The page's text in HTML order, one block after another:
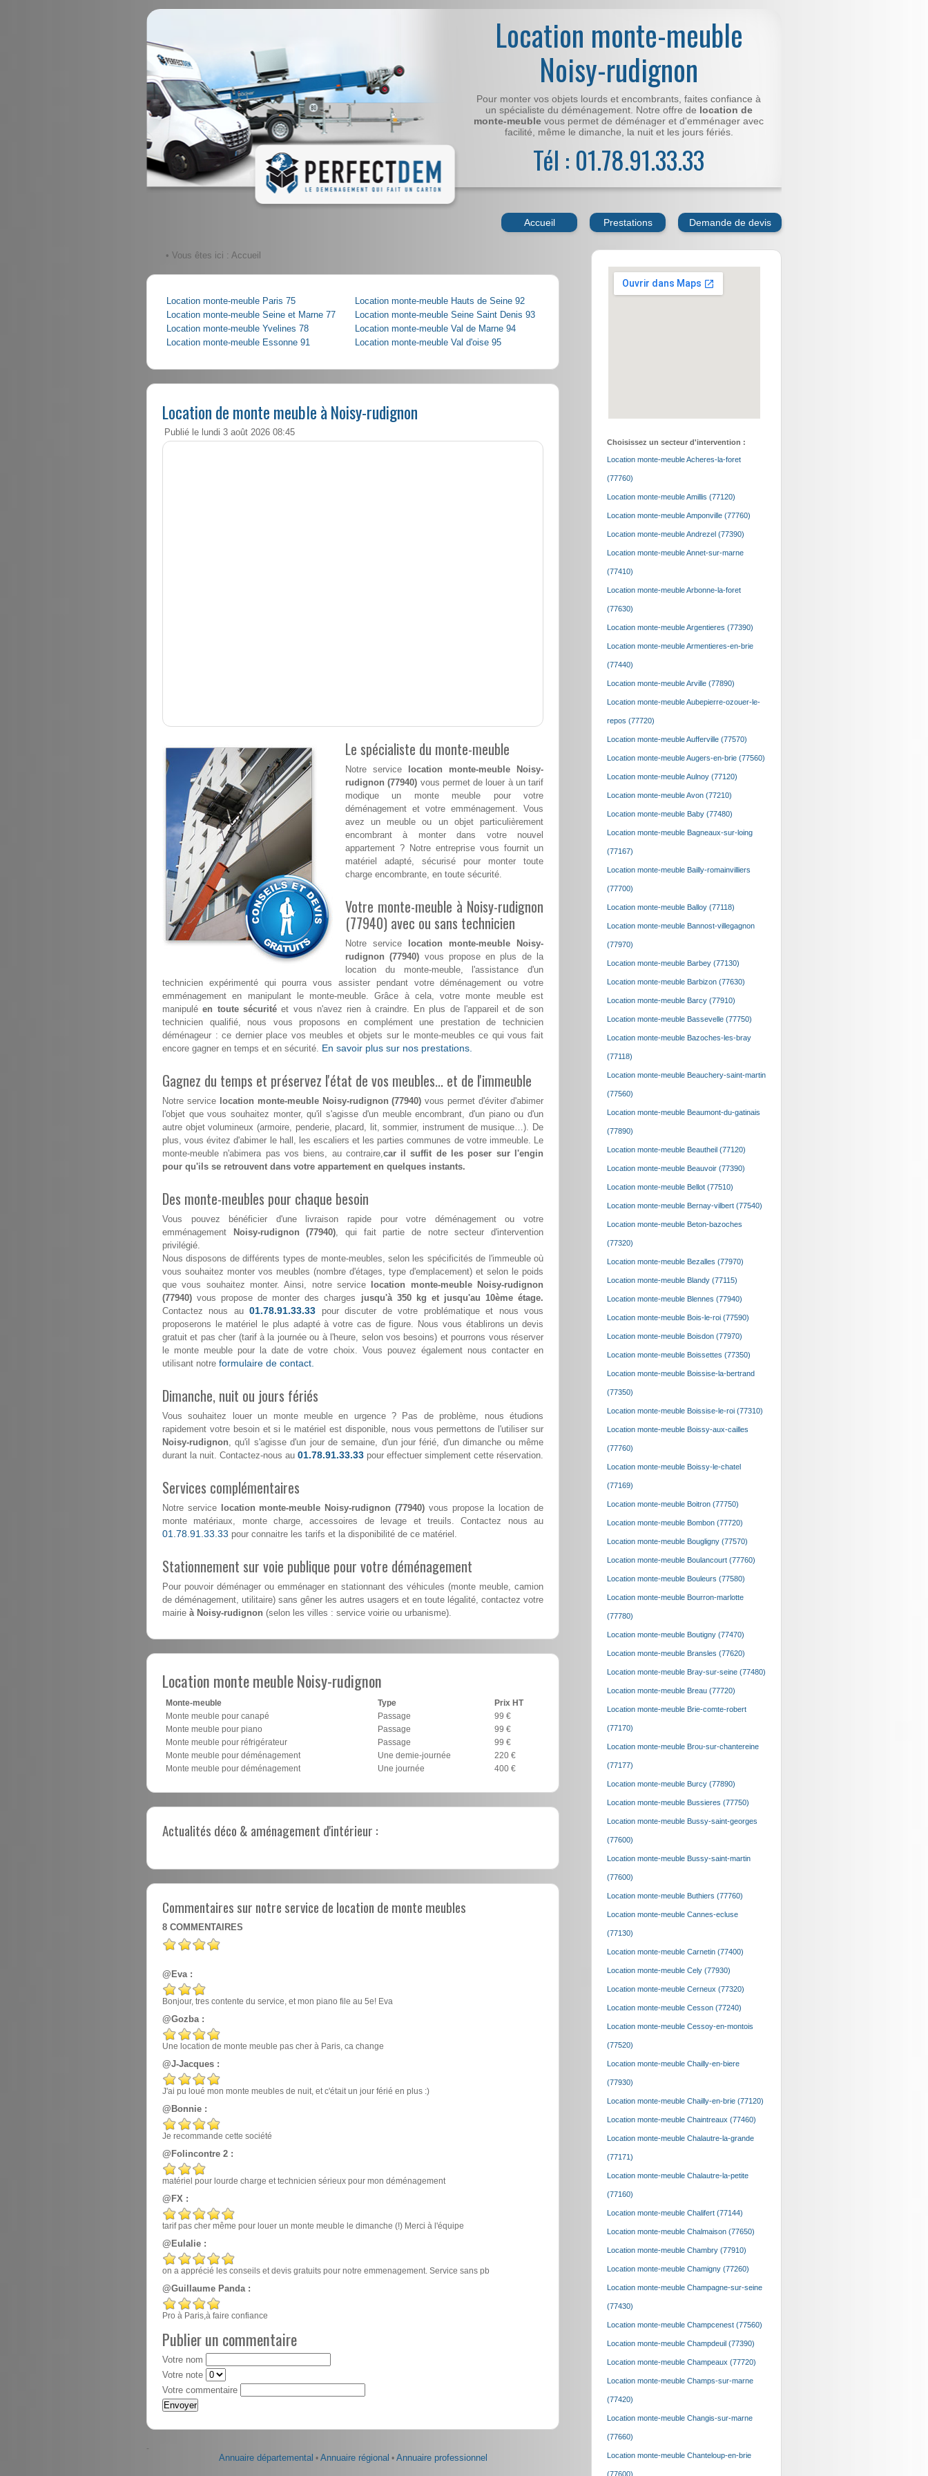
Location monte-meuble
Noisy-rudignon
Pour monter vos objets lourds et encombrants, faites confiance à
un spécialiste du déménagement. Notre offre de location de
monte-meuble vous permet de déménager et d'emménager avec
facilité, même le dimanche, la nuit et les jours fériés.
Tél : 01.78.91.33.33
Accueil Prestations Demande de devis
• Vous êtes ici : Accueil
Location monte-meuble Paris 75
Location monte-meuble Seine et Marne 77
Location monte-meuble Yvelines 78
Location monte-meuble Essonne 91
Location monte-meuble Hauts de Seine 92
Location monte-meuble Seine Saint Denis 93
Location monte-meuble Val de Marne 94
Location monte-meuble Val d'oise 95
Location de monte meuble à Noisy-rudignon
Publié le lundi 3 août 2026 08:45
Le spécialiste du monte-meuble
Notre service
location monte-meuble Noisy-
rudignon (77940) vous permet de louer à un tarif
modique un monte meuble pour votre
déménagement et votre emménagement. Vous
avez un meuble ou un objet particulièrement
encombrant à monter dans votre nouvel
appartement ? Notre entreprise vous fournit un
matériel adapté, sécurisé pour monter toute
charge encombrante, en toute sécurité.
Votre monte-meuble à Noisy-rudignon
(77940) avec ou sans technicien
Notre service
location monte-meuble Noisy-
rudignon (77940) vous propose en plus de la
location du monte-meuble, l'assistance d'un
technicien expérimenté qui pourra vous assister pendant votre déménagement ou votre
emménagement en manipulant le monte-meuble. Grâce à cela, votre monte meuble est
manipuléen toute sécuritéet vous n'avez rien à craindre. En plus de l'appareil et de son
technicien qualifié, nous vous proposons en complément une prestation de technicien
déménageur : ce dernier place vos meubles et objets sur le monte-meubles ce qui vous fait
encore gagner en temps et en sécurité. En savoir plus sur nos prestations.
Gagnez du temps et préservez l'état de vos meubles... et de l'immeuble
Notre service location monte-meuble Noisy-rudignon (77940) vous permet d'éviter d'abimer
l'objet que vous souhaitez monter, qu'il s'agisse d'un meuble encombrant, d'un piano ou d'un
autre objet volumineux (armoire, penderie, placard, lit, sommier, instrument de musique…). De
plus, vous évitez d'abimer le hall, les escaliers et les parties communes de votre immeuble. Le
monte-meuble n'abimera pas vos biens, au contraire,car il suffit de les poser sur l'engin
pour qu'ils se retrouvent dans votre appartement en quelques instants.
Des monte-meubles pour chaque besoin
Vous pouvez bénéficier d'une livraison rapide pour votre déménagement ou votre
emménagement
Noisy-rudignon (77940), qui fait partie de notre secteur d'intervention
privilégié.
Nous disposons de différents types de monte-meubles, selon les spécificités de l'immeuble où
vous souhaitez monter vos meubles (nombre d'étages, type d'emplacement) et selon le poids
que vous souhaitez monter. Ainsi, notre service
location monte-meuble Noisy-rudignon
(77940) vous propose de monter des charges jusqu'à 350 kg et jusqu'au 10ème étage.
Contactez nous au01.78.91.33.33 pour discuter de votre problématique et nous vous
proposerons le matériel le plus adapté à votre cas de figure. Nous vous établirons un devis
gratuit et pas cher (tarif à la journée ou à l'heure, selon vos besoins) et pourrons vous réserver
le monte meuble pour la date de votre choix. Vous pouvez également nous contacter en
utilisant notre formulaire de contact.
Dimanche, nuit ou jours fériés
Vous souhaitez louer un monte meuble en urgence ? Pas de problème, nous étudions
rapidement votre besoin et si le matériel est disponible, nous vous permettons de l'utiliser sur
Noisy-rudignon, qu'il s'agisse d'un jour de semaine, d'un jour férié, d'un dimanche ou même
durant la nuit. Contactez-nous au 01.78.91.33.33 pour effectuer simplement cette réservation.
Services complémentaires
Notre service location monte-meuble Noisy-rudignon (77940) vous propose la location de
monte matériaux, monte charge, accessoires de levage et treuils. Contactez nous au
01.78.91.33.33 pour connaitre les tarifs et la disponibilité de ce matériel.
Stationnement sur voie publique pour votre déménagement
Pour pouvoir déménager ou emménager en stationnant des véhicules (monte meuble, camion
de déménagement, utilitaire) sans gêner les autres usagers et en toute légalité, contactez votre
mairie à Noisy-rudignon (selon les villes : service voirie ou urbanisme).
Location monte meuble Noisy-rudignon
Monte-meuble Type
Prix HT
Monte meuble pour canapé
Passage
99 €
Monte meuble pour piano
Passage
99 €
Monte meuble pour réfrigérateur
Passage
99 €
Monte meuble pour déménagement
Une demie-journée
220 €
Monte meuble pour déménagement
Une journée 400 €
Actualités déco & aménagement d'intérieur :
Commentaires sur notre service de location de monte meubles
8 COMMENTAIRES
@Eva :
Bonjour, tres contente du service, et mon piano file au 5e! Eva
@Gozba :
Une location de monte meuble pas cher à Paris, ca change
@J-Jacques :
J'ai pu loué mon monte meubles de nuit, et c'était un jour férié en plus :)
@Bonnie :
Je recommande cette société
@Folincontre 2 :
matériel pour lourde charge et technicien sérieux pour mon déménagement
@FX :
tarif pas cher même pour louer un monte meuble le dimanche (!) Merci à l'équipe
@Eulalie :
on a apprécié les conseils et devis gratuits pour notre emmenagement. Service sans pb
@Guillaume Panda :
Pro à Paris,à faire confiance
Publier un commentaire
Votre nom
Votre note
Votre commentaire
-
Annuaire départemental • Annuaire régional • Annuaire professionnel
Choisissez un secteur d'intervention :
Location monte-meuble Acheres-la-foret
(77760)
Location monte-meuble Amillis (77120)
Location monte-meuble Amponville (77760)
Location monte-meuble Andrezel (77390)
Location monte-meuble Annet-sur-marne
(77410)
Location monte-meuble Arbonne-la-foret
(77630)
Location monte-meuble Argentieres (77390)
Location monte-meuble Armentieres-en-brie
(77440)
Location monte-meuble Arville (77890)
Location monte-meuble Aubepierre-ozouer-le-
repos (77720)
Location monte-meuble Aufferville (77570)
Location monte-meuble Augers-en-brie (77560)
Location monte-meuble Aulnoy (77120)
Location monte-meuble Avon (77210)
Location monte-meuble Baby (77480)
Location monte-meuble Bagneaux-sur-loing
(77167)
Location monte-meuble Bailly-romainvilliers
(77700)
Location monte-meuble Balloy (77118)
Location monte-meuble Bannost-villegagnon
(77970)
Location monte-meuble Barbey (77130)
Location monte-meuble Barbizon (77630)
Location monte-meuble Barcy (77910)
Location monte-meuble Bassevelle (77750)
Location monte-meuble Bazoches-les-bray
(77118)
Location monte-meuble Beauchery-saint-martin
(77560)
Location monte-meuble Beaumont-du-gatinais
(77890)
Location monte-meuble Beautheil (77120)
Location monte-meuble Beauvoir (77390)
Location monte-meuble Bellot (77510)
Location monte-meuble Bernay-vilbert (77540)
Location monte-meuble Beton-bazoches
(77320)
Location monte-meuble Bezalles (77970)
Location monte-meuble Blandy (77115)
Location monte-meuble Blennes (77940)
Location monte-meuble Bois-le-roi (77590)
Location monte-meuble Boisdon (77970)
Location monte-meuble Boissettes (77350)
Location monte-meuble Boissise-la-bertrand
(77350)
Location monte-meuble Boissise-le-roi (77310)
Location monte-meuble Boissy-aux-cailles
(77760)
Location monte-meuble Boissy-le-chatel
(77169)
Location monte-meuble Boitron (77750)
Location monte-meuble Bombon (77720)
Location monte-meuble Bougligny (77570)
Location monte-meuble Boulancourt (77760)
Location monte-meuble Bouleurs (77580)
Location monte-meuble Bourron-marlotte
(77780)
Location monte-meuble Boutigny (77470)
Location monte-meuble Bransles (77620)
Location monte-meuble Bray-sur-seine (77480)
Location monte-meuble Breau (77720)
Location monte-meuble Brie-comte-robert
(77170)
Location monte-meuble Brou-sur-chantereine
(77177)
Location monte-meuble Burcy (77890)
Location monte-meuble Bussieres (77750)
Location monte-meuble Bussy-saint-georges
(77600)
Location monte-meuble Bussy-saint-martin
(77600)
Location monte-meuble Buthiers (77760)
Location monte-meuble Cannes-ecluse
(77130)
Location monte-meuble Carnetin (77400)
Location monte-meuble Cely (77930)
Location monte-meuble Cerneux (77320)
Location monte-meuble Cesson (77240)
Location monte-meuble Cessoy-en-montois
(77520)
Location monte-meuble Chailly-en-biere
(77930)
Location monte-meuble Chailly-en-brie (77120)
Location monte-meuble Chaintreaux (77460)
Location monte-meuble Chalautre-la-grande
(77171)
Location monte-meuble Chalautre-la-petite
(77160)
Location monte-meuble Chalifert (77144)
Location monte-meuble Chalmaison (77650)
Location monte-meuble Chambry (77910)
Location monte-meuble Chamigny (77260)
Location monte-meuble Champagne-sur-seine
(77430)
Location monte-meuble Champcenest (77560)
Location monte-meuble Champdeuil (77390)
Location monte-meuble Champeaux (77720)
Location monte-meuble Champs-sur-marne
(77420)
Location monte-meuble Changis-sur-marne
(77660)
Location monte-meuble Chanteloup-en-brie
(77600)